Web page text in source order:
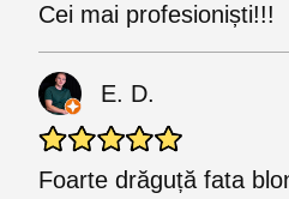
Cei mai profesioniști!!!
E. D.
Foarte drăguță fata